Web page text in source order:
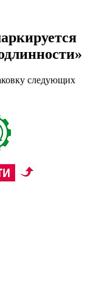
следующих